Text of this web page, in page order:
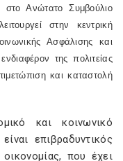
στο Ανώτατο Συμβούλιο
στην κεντρική
Ασφάλισης και
της πολιτείας
και καταστολή
και κοινωνικό
επιβραδυντικός
που έχει